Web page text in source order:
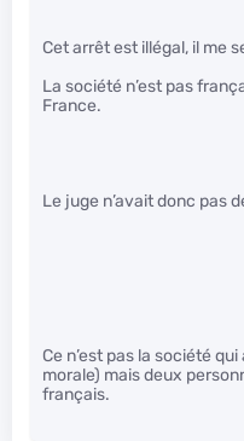
Cet arrêt est illégal, il me
La société n’est pas
France.
Le juge n’avait donc pas
Ce n’est pas la société
morale) mais deux
français.